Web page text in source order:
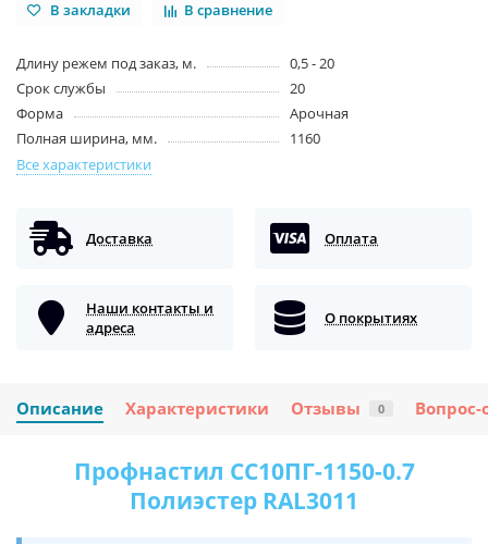
В закладки В сравнение
Длину режем под заказ, м.
0,5 - 20
Срок службы
20
Форма
Арочная
Полная ширина, мм.
1160
Все характеристики
Доставка Оплата
Наши контакты и
адреса
О покрытиях
Описание Характеристики Отзывы 0 Вопрос-
Профнастил СС10ПГ-1150-0.7
Полиэстер RAL3011